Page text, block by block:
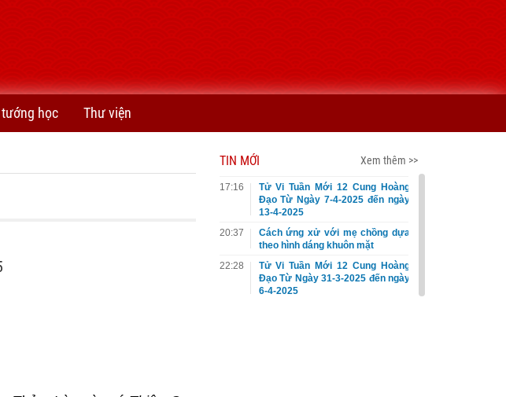
học Thư viện
TIN MỚI Xem thêm >>
17:16
Tử Vi Tuần Mới 12 Cung Hoàng
Đạo Từ Ngày 7-4-2025 đến ngày
13-4-2025
20:37
Cách ứng xử với mẹ chồng dựa
theo hình dáng khuôn mặt
22:28
Tử Vi Tuần Mới 12 Cung Hoàng
Đạo Từ Ngày 31-3-2025 đến ngày
6-4-2025